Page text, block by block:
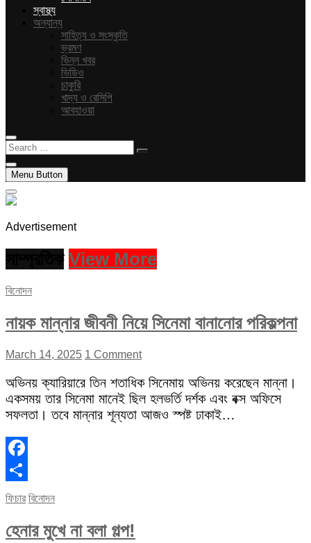
স্বাস্থ্য
অন্যান্য
সাহিত্য ও সংস্কৃতি
ভ্রমণ
ভিন্ন খবর
ভিডিও
চাকুরি
খাদ্য ও রেসিপি
আবহাওয়া
Search
…
Menu Button
Advertisement
View More
বিনোদন
নায়ক মান্নার জীবনী নিয়ে সিনেমা বানানোর পরিকল্পনা
March 14, 2025 1 Comment
অভিনয় ক্যারিয়ারে তিন শতাধিক সিনেমায় অভিনয় করেছেন মান্না।
একসময় তার সিনেমা মানেই ছিল হলভর্তি দর্শক এবং বক্স অফিসে
সফলতা। তবে মান্নার শূন্যতা আজও স্পষ্ট ঢাকাই…
Facebook
Share
ফিচার বিনোদন
হেনার মুখে না বলা গল্প!